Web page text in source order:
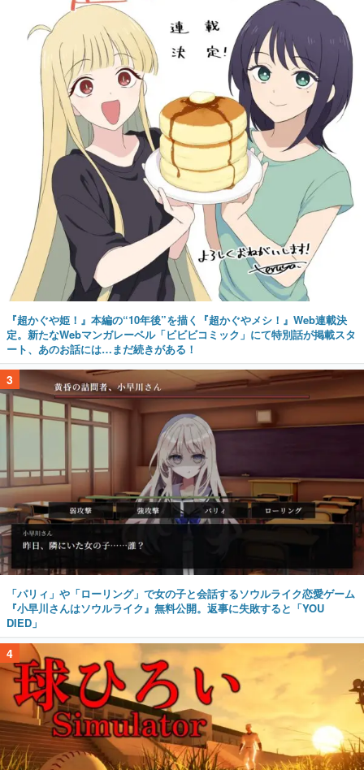
『超かぐや姫！』本編の“10年後”を描く『超かぐやメシ！』Web連載決
定。新たなWebマンガレーベル「ビビビコミック」にて特別話が掲載スタ
ート、あのお話には…まだ続きがある！
3
「パリィ」や「ローリング」で女の子と会話するソウルライク恋愛ゲーム
『小早川さんはソウルライク』無料公開。返事に失敗すると「YOU
DIED」
4